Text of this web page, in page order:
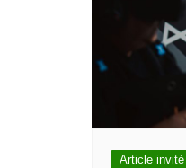
Article invité